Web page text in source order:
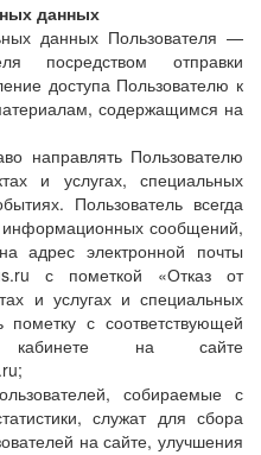
данных
данных Пользователя —
посредством отправки
доступа Пользователю к
содержащимся на
направлять Пользователю
и услугах, специальных
Пользователь всегда
информационных сообщений,
адрес электронной почты
с пометкой «Отказ от
и услугах и специальных
с соответствующей
на сайте
собираемые с
служат для сбора
на сайте, улучшения